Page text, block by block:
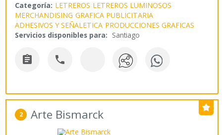
Categoría: LETREROS LETREROS LUMINOSOS
MERCHANDISING GRAFICA PUBLICITARIA
ADHESIVOS Y SEÑALETICA PRODUCCIONES GRAFICAS
Servicios disponibles para: Santiago
 
2 Arte Bismarck